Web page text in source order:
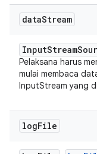
dataStream
InputStream
Pelaksana harus
mulai membaca
InputStream yang
logFile